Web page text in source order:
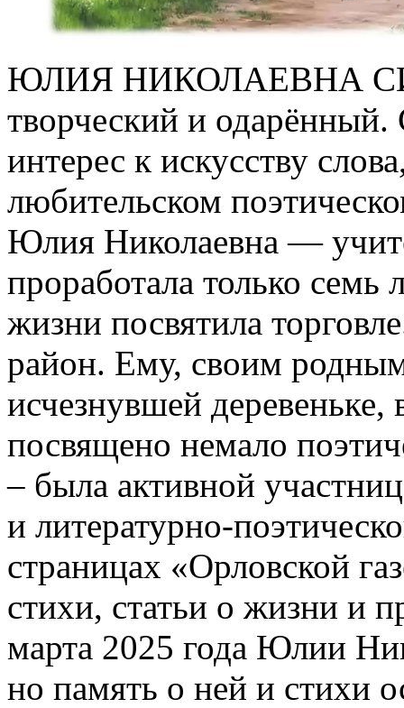
ЮЛИЯ НИКОЛАЕВНА
творческий и одарённый.
интерес к искусству
любительском
Юлия Николаевна —
проработала только семь
жизни посвятила
район. Ему, своим
исчезнувшей деревеньке,
посвящено немало
– была активной
и литературно-
страницах «Орловской
стихи, статьи о жизни и
марта 2025 года Юлии
но память о ней и стихи